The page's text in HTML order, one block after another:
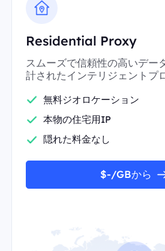
Residential Proxy
スムーズで信頼性の高いデー
計されたインテリジェントプ
無料ジオロケーション
本物の住宅用IP
隠れた料金なし
$-/GBから